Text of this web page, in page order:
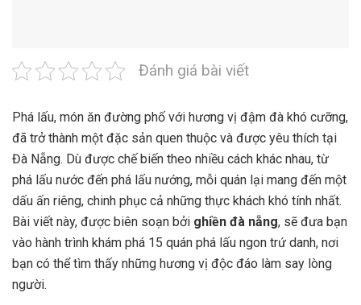
Đánh giá bài viết
Phá lấu, món ăn đường phố với hương vị đậm đà khó cưỡng,
đã trở thành một đặc sản quen thuộc và được yêu thích tại
Đà Nẵng. Dù được chế biến theo nhiều cách khác nhau, từ
phá lấu nước đến phá lấu nướng, mỗi quán lại mang đến một
dấu ấn riêng, chinh phục cả những thực khách khó tính nhất.
Bài viết này, được biên soạn bởi ghiền đà nẵng, sẽ đưa bạn
vào hành trình khám phá 15 quán phá lấu ngon trứ danh, nơi
bạn có thể tìm thấy những hương vị độc đáo làm say lòng
người.